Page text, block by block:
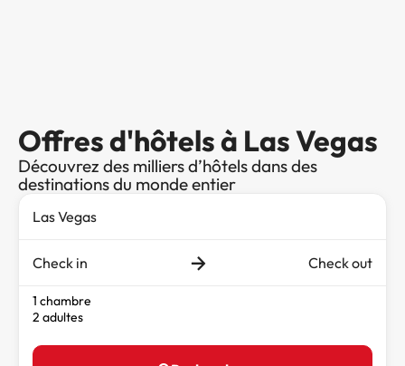
Offres d'hôtels à Las Vegas
Découvrez des milliers d’hôtels dans des
destinations du monde entier
Check in Check out
1 chambre
2 adultes